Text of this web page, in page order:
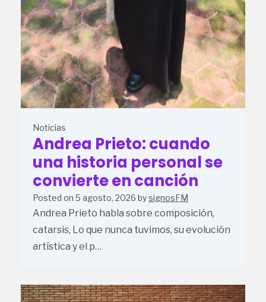
Noticias
Andrea Prieto: cuando
una historia personal se
convierte en canción
Posted on 5 agosto, 2026 bysignosFM
Andrea Prieto habla sobre composición,
catarsis, Lo que nunca tuvimos, su evolución
artística y el p…